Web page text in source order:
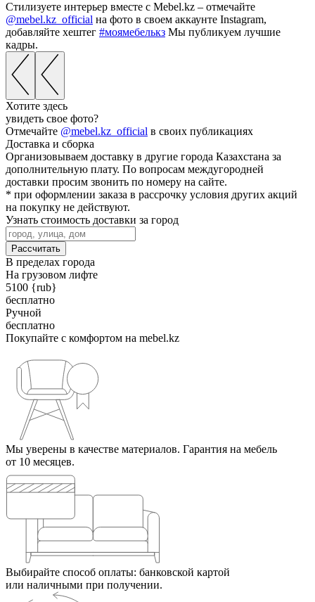
Cтилизуете интерьер вместе с Mebel.kz – отмечайте
@mebel.kz_official на фото в своем аккаунте Instagram,
добавляйте хештег #моямебелькз Мы публикуем лучшие
кадры.
Хотите здесь
увидеть свое фото?
Отмечайте @mebel.kz_official в своих публикациях
Доставка и сборка
Организовываем доставку в другие города Казахстана за
дополнительную плату. По вопросам междугородней
доставки просим звонить по номеру на сайте.
* при оформлении заказа в рассрочку условия других акций
на покупку не действуют.
Узнать стоимость доставки за город
Рассчитать
В пределах города
На грузовом лифте
5100 {rub}
бесплатно
Ручной
бесплатно
Покупайте с комфортом на mebel.kz
Мы уверены в качестве материалов. Гарантия на мебель
от 10 месяцев.
Выбирайте способ оплаты: банковской картой
или наличными при получении.